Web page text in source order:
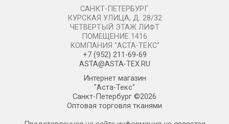
САНКТ-ПЕТЕРБУРГ
КУРСКАЯ УЛИЦА, Д. 28/32
ЧЕТВЕРТЫЙ ЭТАЖ ЛИФТ
ПОМЕЩЕНИЕ 1416
КОМПАНИЯ "АСТА-ТЕКС"
+7 (952) 211-69-69
ASTA@ASTA-TEX.RU
Интернет магазин
"Аста-Текс"
Санкт-Петербург ©2026
Оптовая торговля тканями